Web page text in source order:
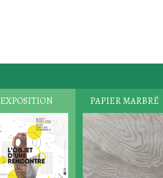
EXPOSITION PAPIER MARBRÉ